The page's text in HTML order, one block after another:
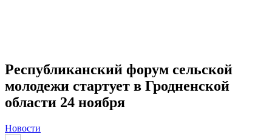
Республиканский форум сельской
молодежи стартует в Гродненской
области 24 ноября
Новости